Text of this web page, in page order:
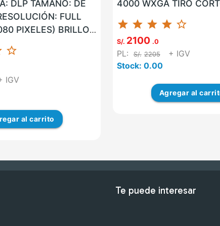
DLP TAMAÑO: DE
FULL
PIXELES) BRILLO:
star_border
IGV
al carrito
4000 WXGA TIRO
star star star star star_border
S/. 2100 .0
PL: S/. 2205
+ IGV
Stock: 0.00
Agregar al
Te puede interesar